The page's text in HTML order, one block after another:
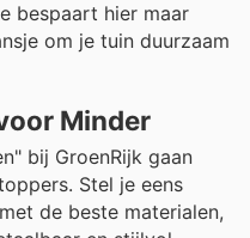
bespaart hier maar
om je tuin duurzaam
Minder
bij GroenRijk gaan
Stel je eens
de beste materialen,